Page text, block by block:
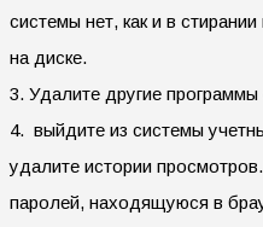
системы нет, как и в
на диске.
3. Удалите другие программы
4. выйдите из системы
удалите истории
паролей, находящуюся в